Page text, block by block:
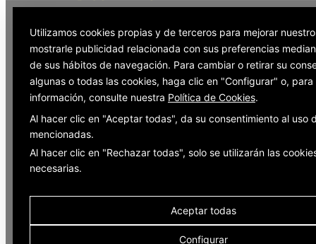
Utilizamos cookies propias y de terceros para mejorar
mostrarle publicidad relacionada con sus preferencias
de sus hábitos de navegación. Para cambiar o retirar su
algunas o todas las cookies, haga clic en "Configurar" o, para
información, consulte nuestra Política de Cookies.
Al hacer clic en "Aceptar todas", da su consentimiento al uso
mencionadas.
Al hacer clic en "Rechazar todas", solo se utilizarán las
necesarias.
Aceptar todas
Configurar